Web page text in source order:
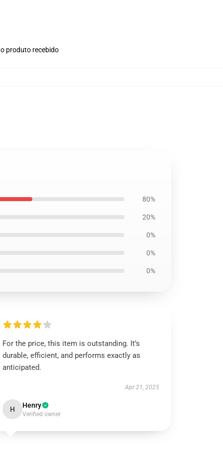
produto recebido
80%
20%
0%
0%
0%
For the price, this item is outstanding. It’s
durable, efficient, and performs exactly as
anticipated.
Apr 21, 2025
H Henry
Verified owner